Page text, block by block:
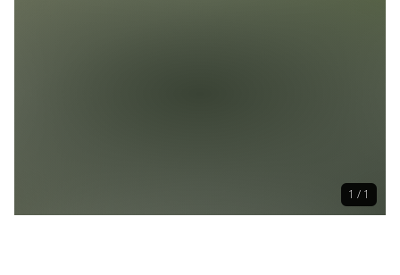
1 / 1